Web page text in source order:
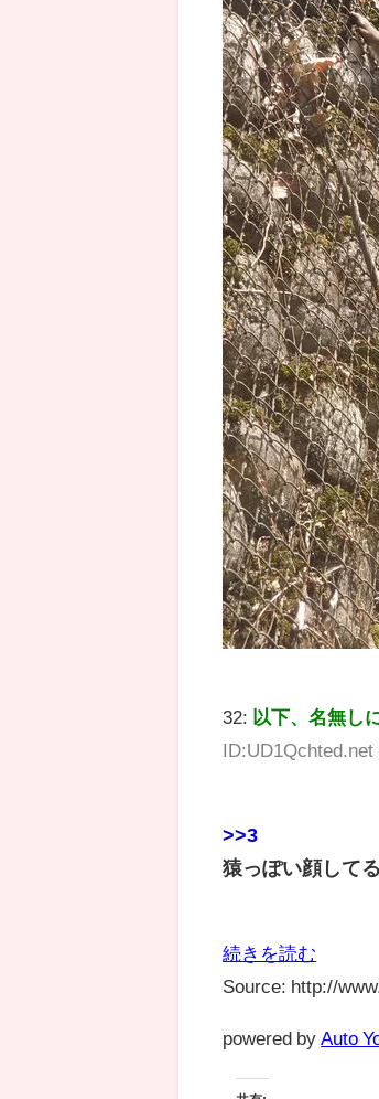
32: 以下、名無し
ID:UD1Qchted.net
>>3
猿っぽい顔して
続きを読む
Source: http://
powered by Auto